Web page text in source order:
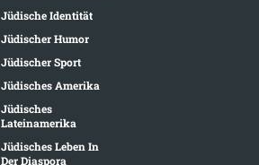
Jüdische Identität
Jüdischer Humor
Jüdischer Sport
Jüdisches Amerika
Jüdisches
Lateinamerika
Jüdisches Leben In
Der Diaspora